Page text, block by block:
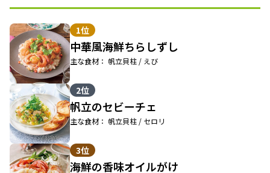
1位
中華風海鮮ちらしずし
主な食材： 帆立貝柱 / えび
2位
帆立のセビーチェ
主な食材： 帆立貝柱 / セロリ
3位
海鮮の香味オイルがけ